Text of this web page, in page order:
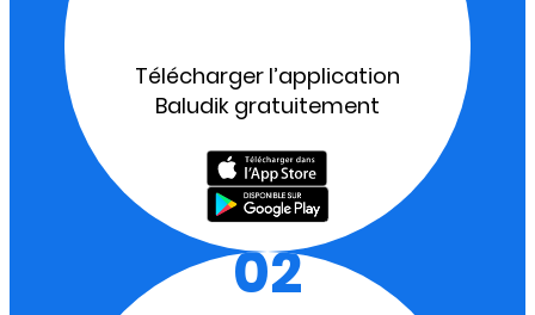
Télécharger l’application
Baludik gratuitement
02